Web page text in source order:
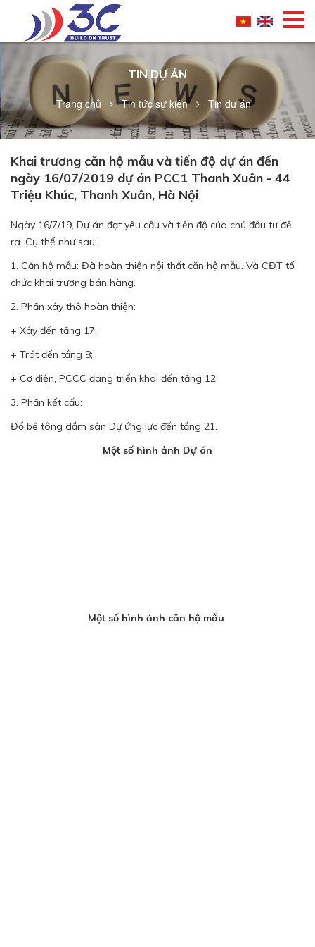
TIN DỰ ÁN
Trang chủ Tin tức sự kiện Tin dự án
Khai trương căn hộ mẫu và tiến độ dự án đến
ngày 16/07/2019 dự án PCC1 Thanh Xuân - 44
Triệu Khúc, Thanh Xuân, Hà Nội
Ngày 16/7/19, Dự án đạt yêu cầu và tiến độ của chủ đầu tư đề
ra. Cụ thể như sau:
1. Căn hộ mẫu: Đã hoàn thiện nội thất căn hộ mẫu. Và CĐT tổ
chức khai trương bán hàng.
2. Phần xây thô hoàn thiện:
+ Xây đến tầng 17;
+ Trát đến tầng 8;
+ Cơ điện, PCCC đang triển khai đến tầng 12;
3. Phần kết cấu:
Đổ bê tông dầm sàn Dự ứng lực đến tầng 21.
Một số hình ảnh Dự án
Một số hình ảnh căn hộ mẫu